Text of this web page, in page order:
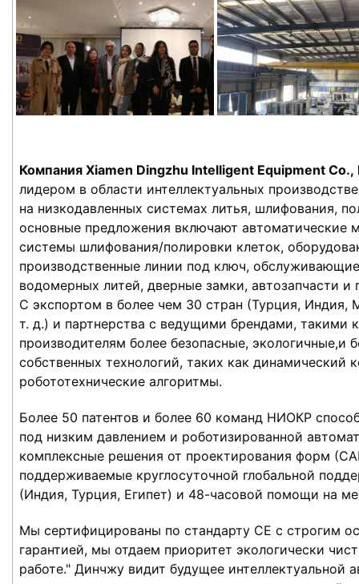
Компания Xiamen Dingzhu Intelligent Equipment Co.,
лидером в области интеллектуальных
на низкодавленных системах литья, шлифования,
основные предложения включают автоматические
системы шлифования/полировки клеток,
производственные линии под ключ,
водомерных литей, дверные замки, автозапчасти
С экспортом в более чем 30 стран (Турция,
т. д.) и партнерства с ведущими брендами, такими
производителям более безопасные,
собственных технологий, таких как динамический
робототехнические алгоритмы.
Более 50 патентов и более 60 команд НИОКР
под низким давлением и роботизированной
комплексные решения от проектирования форм
поддерживаемые круглосуточной глобальной
(Индия, Турция, Египет) и 48-часовой помощи на
Мы сертифицированы по стандарту CE с строгим
гарантией, мы отдаем приоритет экологически
работе." Динчжу видит будущее интеллектуальной